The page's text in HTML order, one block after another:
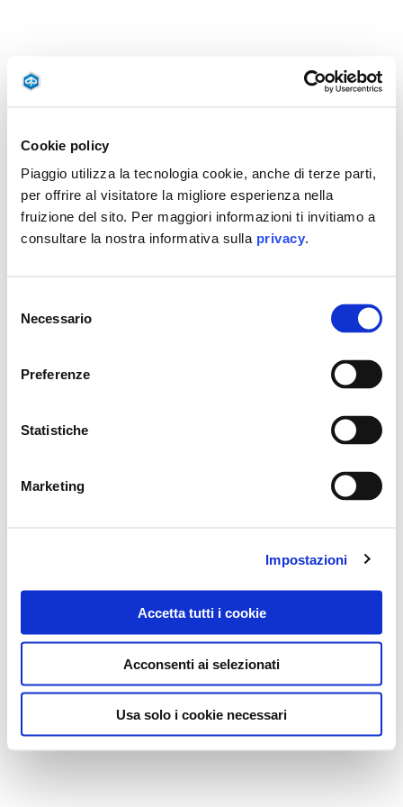
Cookie policy
Piaggio utilizza la tecnologia cookie, anche di terze parti,
per offrire al visitatore la migliore esperienza nella
fruizione del sito. Per maggiori informazioni ti invitiamo a
consultare la nostra informativa sulla privacy.
delNecessario
Preferenze
Statistiche
Marketing
Impostazioni
Accetta tutti i cookie
Acconsenti ai selezionati
Usa solo i cookie necessari